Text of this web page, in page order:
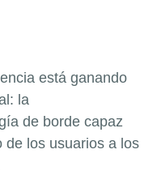
está ganando
la
de borde capaz
de los usuarios a los